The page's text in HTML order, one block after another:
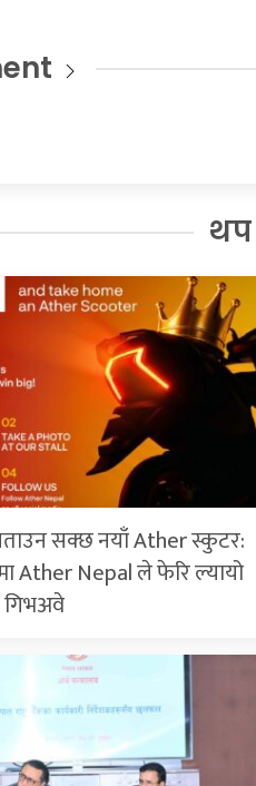
थप
सक्छ नयाँ Ather स्कुटर:
Ather Nepal ले फेरि ल्यायो
गिभअवे